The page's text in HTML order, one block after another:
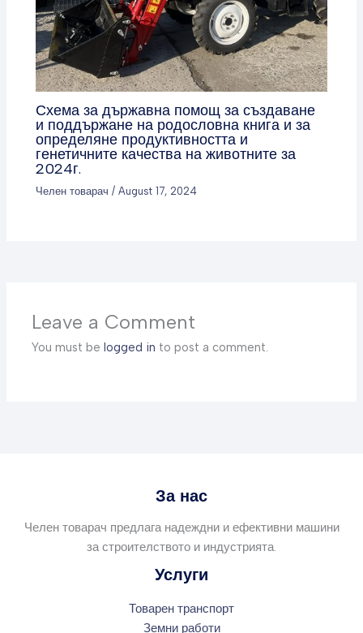
Схема за държавна помощ за създаване
и поддържане на родословна книга и за
определяне продуктивността и
генетичните качества на животните за
2024г.
Челен товарач /August 17, 2024
Leave a Comment
You must be logged in to post a comment.
За нас
Челен товарач предлага надеждни и ефективни машини
за строителството и индустрията.
Услуги
Товарен транспорт
Земни работи